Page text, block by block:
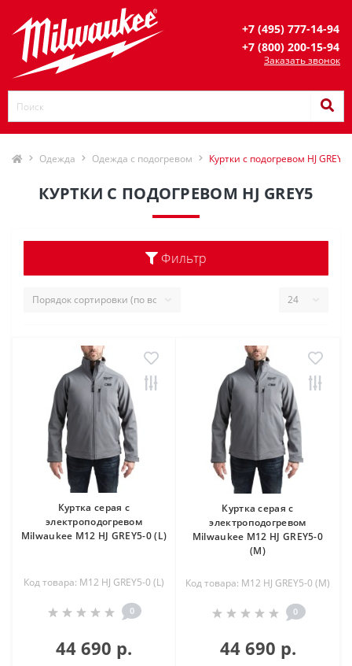
+7 (495) 777-14-94
+7 (800) 200-15-94
Заказать звонок
Одежда Одежда с подогревом Куртки с подогревом HJ GREY5
КУРТКИ С ПОДОГРЕВОМ HJ GREY5
Фильтр
Куртка серая c
электроподогревом
Milwaukee M12 HJ GREY5-0 (L)
Код товара: M12 HJ GREY5-0 (L)
0
44 690 р.
Куртка серая c
электроподогревом
Milwaukee M12 HJ GREY5-0
(M)
Код товара: M12 HJ GREY5-0 (M)
0
44 690 р.